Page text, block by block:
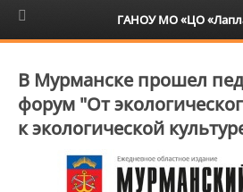
6+
В Мурманске прошел
форум "От
к экологической
ГАНОУ МО «ЦО